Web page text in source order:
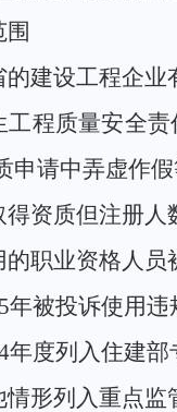
围
建设工程企业
工程质量安全
申请中弄虚作
得资质但注册
职业资格人员
年被投诉使用违
年度列入住建部
情形列入重点监